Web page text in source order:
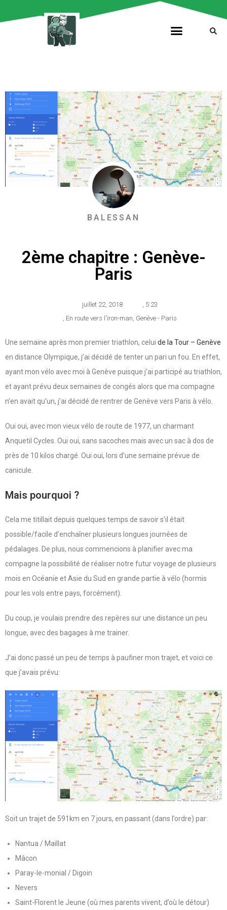
BALESSAN
2ème chapitre : Genève-
Paris
juillet 22, 2018
5:23
En route vers l'iron-man Genève - Paris
Une semaine après mon premier triathlon, celui de la Tour – Genève
en distance Olympique, j’ai décidé de tenter un pari un fou. En effet,
ayant mon vélo avec moi à Genève puisque j’ai participé au triathlon,
et ayant prévu deux semaines de congés alors que ma compagne
n’en avait qu’un, j’ai décidé de rentrer de Genève vers Paris à vélo.
Oui oui, avec mon vieux vélo de route de 1977, un charmant
Anquetil Cycles. Oui oui, sans sacoches mais avec un sac à dos de
près de 10 kilos chargé. Oui oui, lors d’une semaine prévue de
canicule.
Mais pourquoi ?
Cela me titillait depuis quelques temps de savoir s’il était
possible/facile d’enchaîner plusieurs longues journées de
pédalages. De plus, nous commencions à planifier avec ma
compagne la possibilité de réaliser notre futur voyage de plusieurs
mois en Océanie et Asie du Sud en grande partie à vélo (hormis
pour les vols entre pays, forcément).
Du coup, je voulais prendre des repères sur une distance un peu
longue, avec des bagages à me trainer.
J’ai donc passé un peu de temps à paufiner mon trajet, et voici ce
que j’avais prévu:
Soit un trajet de 591km en 7 jours, en passant (dans l’ordre) par:
Nantua / Maillat
Mâcon
Paray-le-monial / Digoin
Nevers
Saint-Florent le Jeune (où mes parents vivent, d’où le détour)